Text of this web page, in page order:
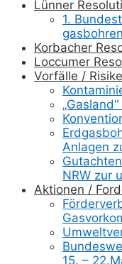
Lünner
1.
Korbacher
Loccumer
Vorfälle /
Anlagen
NRW zur
Aktionen /
15. –